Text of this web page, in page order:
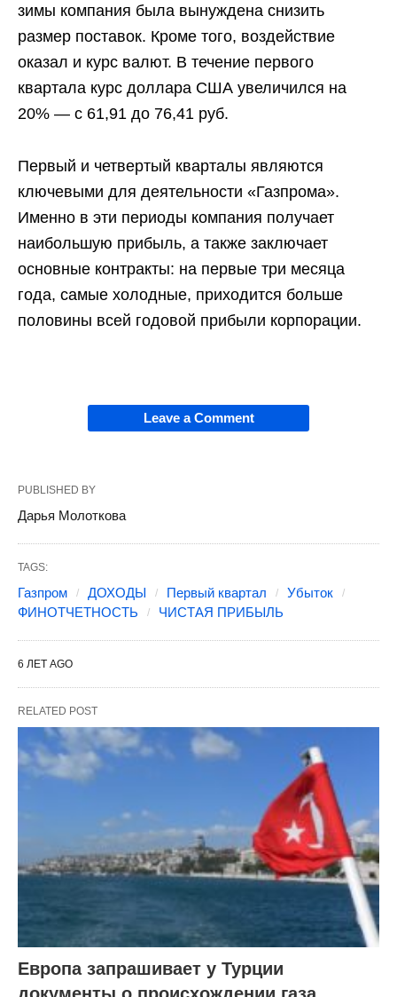
зимы компания была вынуждена снизить
размер поставок. Кроме того, воздействие
оказал и курс валют. В течение первого
квартала курс доллара США увеличился на
20% — с 61,91 до 76,41 руб.
Первый и четвертый кварталы являются
ключевыми для деятельности «Газпрома».
Именно в эти периоды компания получает
наибольшую прибыль, а также заключает
основные контракты: на первые три месяца
года, самые холодные, приходится больше
половины всей годовой прибыли корпорации.
Leave a Comment
PUBLISHED BY
Дарья Молоткова
TAGS:
Газпром ДОХОДЫ Первый квартал
Убыток
ФИНОТЧЕТНОСТЬ
ЧИСТАЯ ПРИБЫЛЬ
6 ЛЕТ AGO
RELATED POST
Европа запрашивает у Турции